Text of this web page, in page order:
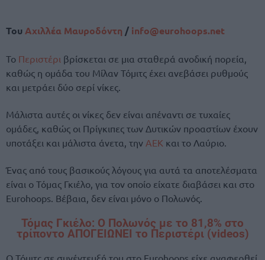
ΤουΑχιλλέα Μαυροδόντη / info@eurohoops.net
Το Περιστέρι βρίσκεται σε μια σταθερά ανοδική πορεία,
καθώς η ομάδα του Μίλαν Τόμιτς έχει ανεβάσει ρυθμούς
και μετράει δύο σερί νίκες.
Μάλιστα αυτές οι νίκες δεν είναι απέναντι σε τυχαίες
ομάδες, καθώς οι Πρίγκιπες των Δυτικών προαστίων έχουν
υποτάξει και μάλιστα άνετα, την ΑΕΚ και το Λαύριο.
Ένας από τους βασικούς λόγους για αυτά τα αποτελέσματα
είναι ο Τόμας Γκιέλο, για τον οποίο είχατε διαβάσει και στο
Eurohoops. Βέβαια, δεν είναι μόνο ο Πολωνός.
Τόμας Γκιέλο: Ο Πολωνός με το 81,8% στο
τρίποντο ΑΠΟΓΕΙΩΝΕΙ το Περιστέρι (videos)
Ο Τόμιτς σε συνέντευξή του στο Eurohoops είχε αναφερθεί